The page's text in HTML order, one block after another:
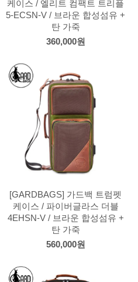
케이스 / 엘리트 컴팩트 트리플
5-ECSN-V / 브라운 합성섬유 +
탄 가죽
360,000원
[GARDBAGS] 가드백 트럼펫
케이스 / 파이버글라스 더블
4EHSN-V / 브라운 합성섬유 +
탄 가죽
560,000원